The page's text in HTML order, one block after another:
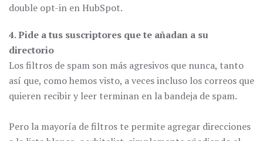
double opt-in en HubSpot.
4. Pide a tus suscriptores que te añadan a su
directorio
Los filtros de spam son más agresivos que nunca, tanto
así que, como hemos visto, a veces incluso los correos que
quieren recibir y leer terminan en la bandeja de spam.
Pero la mayoría de filtros te permite agregar direcciones